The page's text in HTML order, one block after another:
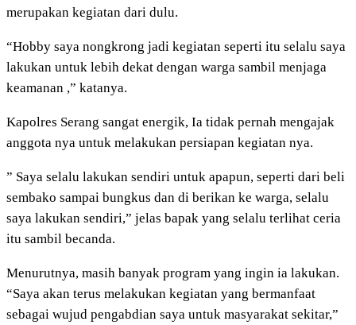
merupakan kegiatan dari dulu.
“Hobby saya nongkrong jadi kegiatan seperti itu selalu saya
lakukan untuk lebih dekat dengan warga sambil menjaga
keamanan ,” katanya.
Kapolres Serang sangat energik, Ia tidak pernah mengajak
anggota nya untuk melakukan persiapan kegiatan nya.
” Saya selalu lakukan sendiri untuk apapun, seperti dari beli
sembako sampai bungkus dan di berikan ke warga, selalu
saya lakukan sendiri,” jelas bapak yang selalu terlihat ceria
itu sambil becanda.
Menurutnya, masih banyak program yang ingin ia lakukan.
“Saya akan terus melakukan kegiatan yang bermanfaat
sebagai wujud pengabdian saya untuk masyarakat sekitar,”